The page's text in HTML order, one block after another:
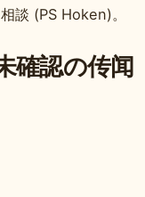
談 (PS Hoken)。
確認の传闻